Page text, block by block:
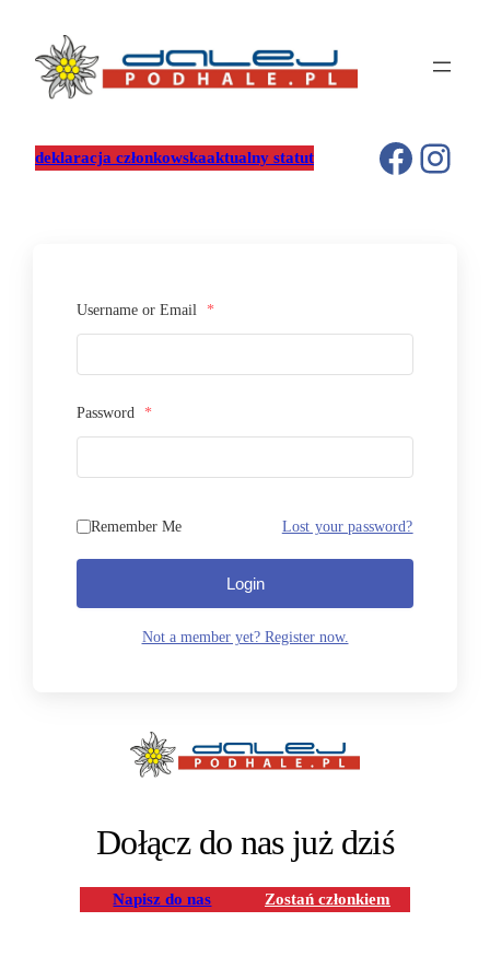
treści
deklaracja członkowskaaktualny statut
Username or Email *
Password *
Remember Me Lost your password?
Login
Not a member yet? Register now.
Dołącz do nas już dziś
Napisz do nas Zostań członkiem